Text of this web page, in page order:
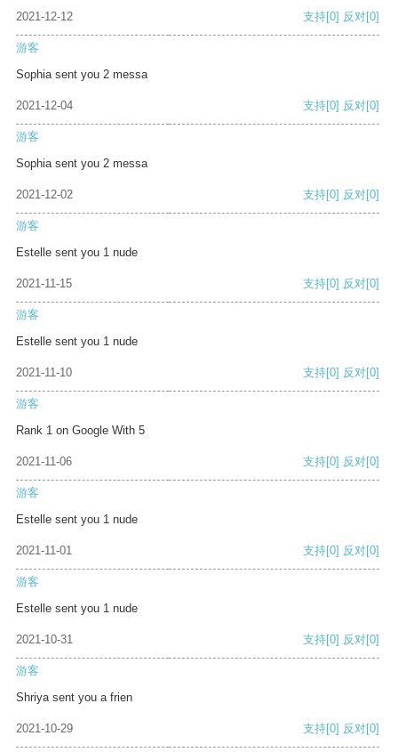
2021-12-12 支持[0] 反对[0]
游客
Sophia sent you 2 messa
2021-12-04 支持[0] 反对[0]
游客
Sophia sent you 2 messa
2021-12-02 支持[0] 反对[0]
游客
Estelle sent you 1 nude
2021-11-15 支持[0] 反对[0]
游客
Estelle sent you 1 nude
2021-11-10 支持[0] 反对[0]
游客
Rank 1 on Google With 5
2021-11-06 支持[0] 反对[0]
游客
Estelle sent you 1 nude
2021-11-01 支持[0] 反对[0]
游客
Estelle sent you 1 nude
2021-10-31 支持[0] 反对[0]
游客
Shriya sent you a frien
2021-10-29 支持[0] 反对[0]